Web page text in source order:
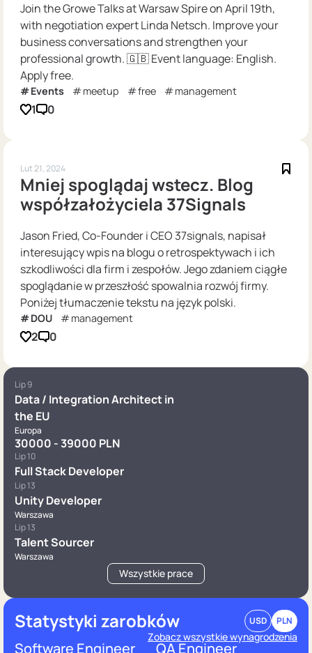
Join the Growe Talks at Warsaw Spire on April 19th,
with negotiation expert Linda Netsch. Improve your
business conversations and strengthen your
professional growth. 🇬🇧 Event language: English.
Apply free.
Events meetup free management
1 0
Lut 21, 2024
Mniej spoglądaj wstecz. Blog
współzałożyciela 37Signals
Jason Fried, Co-Founder і CEO 37signals, napisał
interesujący wpis na blogu o retrospektywach i ich
szkodliwości dla firm i zespołów. Jego zdaniem ciągłe
spoglądanie w przeszłość spowalnia rozwój firmy.
Poniżej tłumaczenie tekstu na język polski.
DOU management
2 0
Lip 9
Data / Integration Architect in
the EU
Europa
30000 - 39000 PLN
Lip 10
Full Stack Developer
Lip 13
Unity Developer
Warszawa
Lip 13
Talent Sourcer
Warszawa
Wszystkie prace
Statystyki zarobków USD PLN
Zobacz wszystkie wynagrodzenia
Software Engineer QA Engineer